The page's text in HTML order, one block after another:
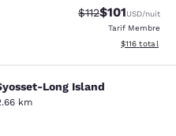
Tarif barré :
$112Tarif réduit :
$101USD/nuit
Tarif Membre
Afficher les
$116 total
Long Island
Long Island
km
1586 commentaires